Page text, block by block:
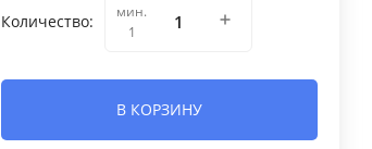
Количество:
мин.
1
В КОРЗИНУ